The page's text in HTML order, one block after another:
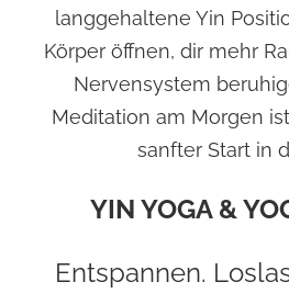
langgehaltene Yin
Körper öffnen, dir mehr
Nervensystem
Meditation am Morgen
sanfter Start in
YIN YOGA &
Entspannen.